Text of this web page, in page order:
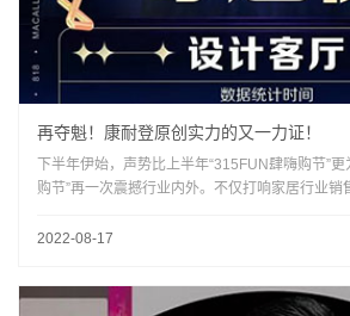
再夺魁！康耐登原创实力的又一力证！
下半年伊始，声势比上半年“315FUN肆嗨购节”
购节”再一次震撼行业内外。不仅打响家居行业销
有实力有品质有原创的品牌被国民认可！
2022-08-17